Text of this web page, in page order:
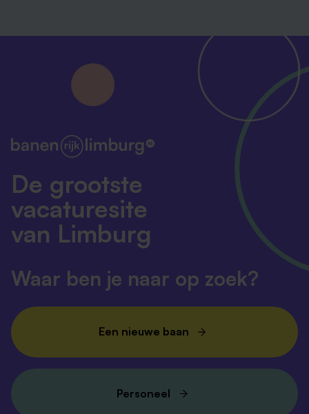
De grootste
vacaturesite
van Limburg
Waar ben je naar op zoek?
Een nieuwe baan
Personeel